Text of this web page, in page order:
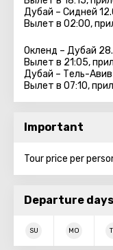
Дубай – Сидней
Вылет в 02:00,
Окленд – Дубай
Вылет в 21:05,
Дубай – Тель-
Вылет в 07:10,
Important
Tour price per
Departure days
SU MO